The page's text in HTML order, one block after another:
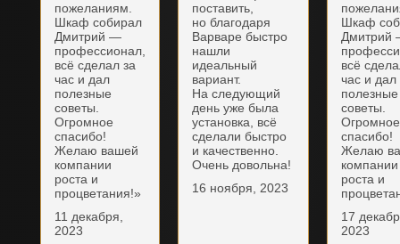
пожеланиям.
Шкаф собирал
Дмитрий —
профессионал,
всё сделал за
час и дал
полезные
советы.
Огромное
спасибо!
Желаю вашей
компании
роста и
процветания!»
11 декабря,
2023
поставить,
но благодаря
Варваре быстро
нашли
идеальный
вариант.
На следующий
день уже была
установка, всё
сделали быстро
и качественно.
Очень довольна!
16 ноября, 2023
Шкаф
Дмитрий
всё
час и дал
полезные
советы.
Огромное
спасибо!
Желаю
компании
роста и
17
2023